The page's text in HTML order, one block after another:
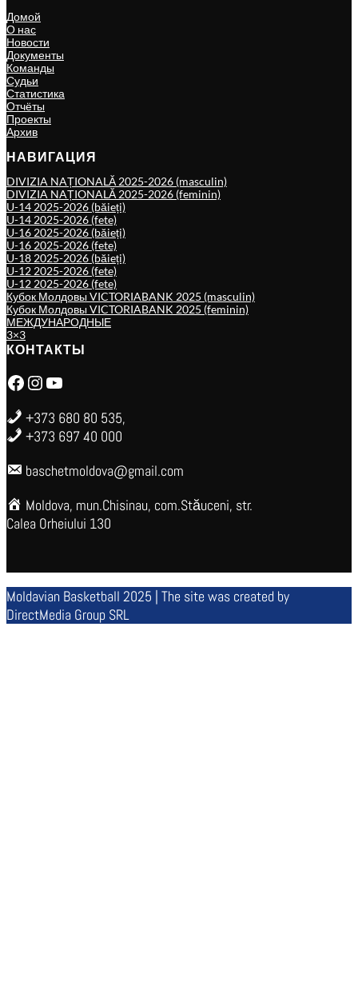
Домой
О нас
Новости
Документы
Команды
Судьи
Статистика
Отчёты
Проекты
Архив
НАВИГАЦИЯ
DIVIZIA NAȚIONALĂ 2025-2026 (masculin)
DIVIZIA NAȚIONALĂ 2025-2026 (feminin)
U-14 2025-2026 (băieți)
U-14 2025-2026 (fete)
U-16 2025-2026 (băieți)
U-16 2025-2026 (fete)
U-18 2025-2026 (băieți)
U-12 2025-2026 (fete)
U-12 2025-2026 (fete)
Кубок Молдовы VICTORIABANK 2025 (masculin)
Кубок Молдовы VICTORIABANK 2025 (feminin)
МЕЖДУНАРОДНЫЕ
3×3
КОНТАКТЫ
Facebook Instagram YouTube
+373 680 80 535,
+373 697 40 000
baschetmoldova@gmail.com
Moldova, mun.Chisinau, com.Stăuceni, str.
Calea Orheiului 130
Moldavian Basketball 2025 | The site was created by
DirectMedia Group SRL